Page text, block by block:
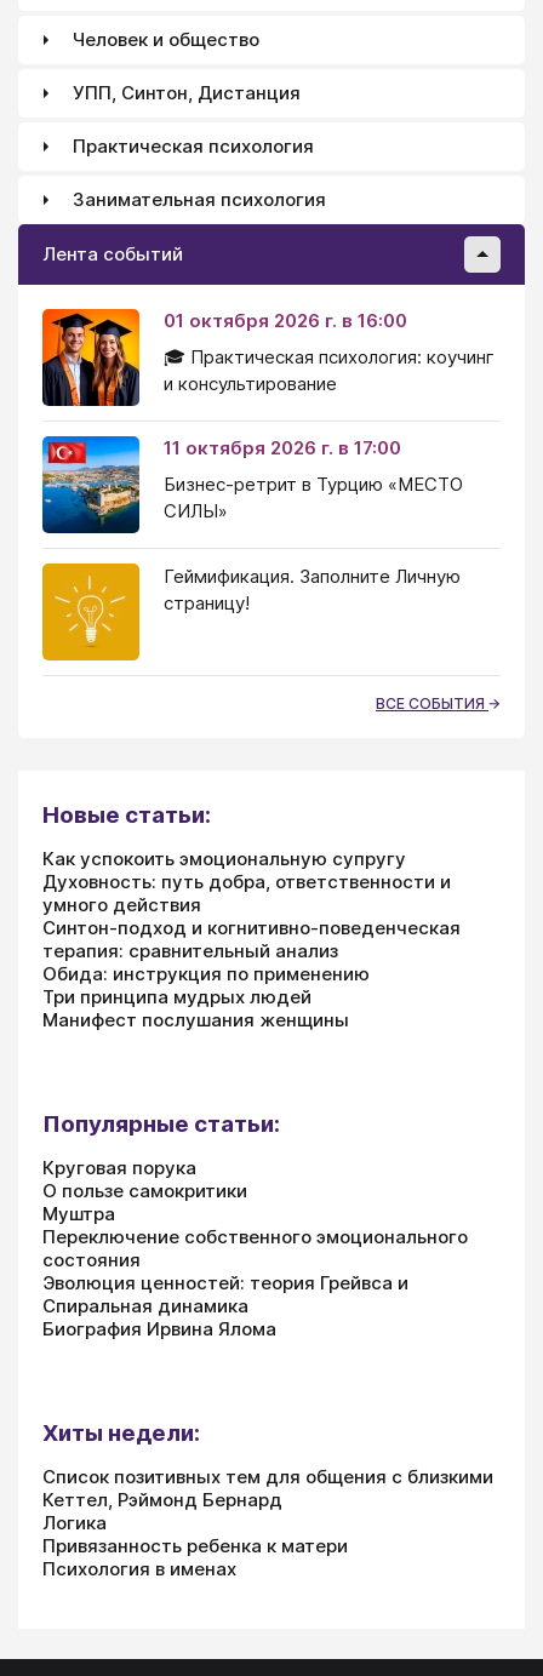
Человек и общество
УПП, Синтон, Дистанция
Практическая психология
Занимательная психология
Лента событий
01 октября 2026 г. в 16:00
🎓 Практическая психология: коучинг
и консультирование
11 октября 2026 г. в 17:00
Бизнес-ретрит в Турцию «МЕСТО
СИЛЫ»
Геймификация. Заполните Личную
страницу!
ВСЕ СОБЫТИЯ
Новые статьи:
Как успокоить эмоциональную супругу
Духовность: путь добра, ответственности и
умного действия
Синтон-подход и когнитивно-поведенческая
терапия: сравнительный анализ
Обида: инструкция по применению
Три принципа мудрых людей
Манифест послушания женщины
Популярные статьи:
Круговая порука
О пользе самокритики
Муштра
Переключение собственного эмоционального
состояния
Эволюция ценностей: теория Грейвса и
Спиральная динамика
Биография Ирвина Ялома
Хиты недели:
Список позитивных тем для общения с близкими
Кеттел, Рэймонд Бернард
Логика
Привязанность ребенка к матери
Психология в именах